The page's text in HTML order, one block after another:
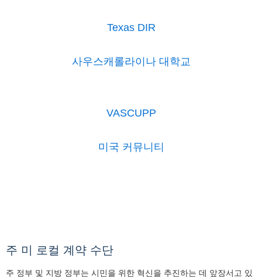
Texas DIR
사우스캐롤라이나 대학교
VASCUPP
미국 커뮤니티
주 미 로컬 계약 수단
주 정부 및 지방 정부는 시민을 위한 혁신을 추진하는 데 앞장서고 있